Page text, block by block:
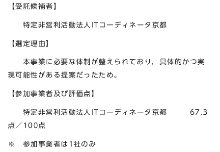
【受託候補者】
特定非営利活動法人ITコーディネータ京都
【選定理由】
本事業に必要な体制が整えられており，具体的かつ実
現可能性がある提案だったため。
【参加事業者及び評価点】
特定非営利活動法人ITコーディネータ京都 67.3
点／100点
※ 参加事業者は1社のみ